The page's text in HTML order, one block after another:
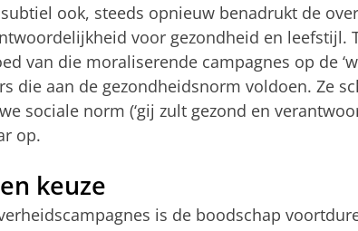
ook, steeds opnieuw benadrukt de
voor gezondheid en leefstijl.
van die moraliserende campagnes op de
die aan de gezondheidsnorm voldoen. Ze
sociale norm (‘gij zult gezond en
op.
keuze
is de boodschap